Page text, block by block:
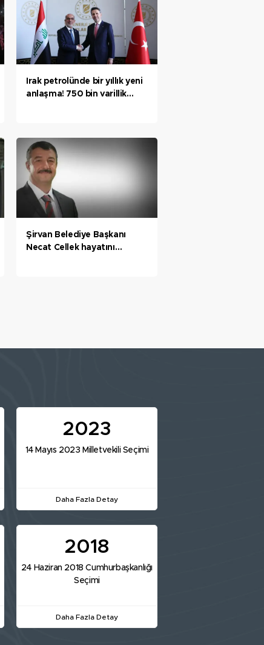
Irak petrolünde bir yıllık yeni
anlaşma! 750 bin varillik
Şirvan Belediye Başkanı
Necat Cellek hayatını
2023
14 Mayıs 2023 Milletvekili Seçimi
Daha Fazla Detay
2018
24 Haziran 2018 Cumhurbaşkanlığı
Seçimi
Daha Fazla Detay